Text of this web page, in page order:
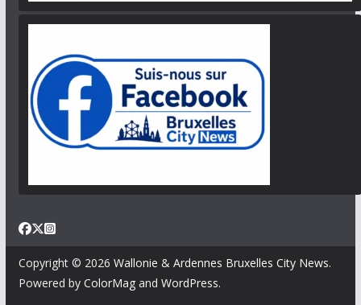
Copyright © 2026 Wallonie & Ardennes Bruxelles City News.
Powered by ColorMagand WordPress.